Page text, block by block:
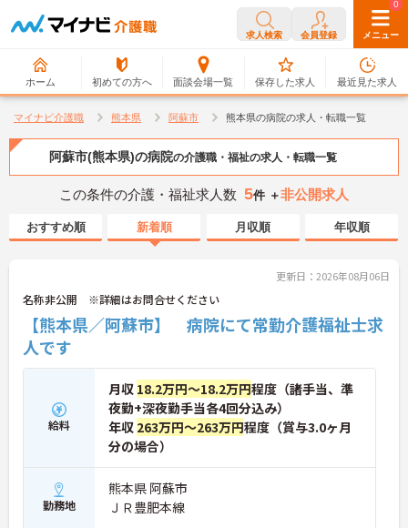
求人検索 会員登録 メニュー
ホーム 初めての方へ 面談会場一覧
0
保存した求人
0
最近見た求人
マイナビ介護職 熊本県 阿蘇市 熊本県の病院の求人・転職一覧
阿蘇市(熊本県)の病院の介護職・福祉の求人・転職一覧
この条件の介護・福祉求人数 5件 ＋非公開求人
おすすめ順 新着順 月収順 年収順
更新日：2026年08月06日
名称非公開 ※詳細はお問合せください
【熊本県／阿蘇市】 病院にて常勤介護福祉士求
人です
給料
月収 18.2万円～18.2万円程度（諸手当、準
夜勤+深夜勤手当各4回分込み）
年収 263万円～263万円程度（賞与3.0ヶ月
分の場合）
勤務地
熊本県 阿蘇市
ＪＲ豊肥本線